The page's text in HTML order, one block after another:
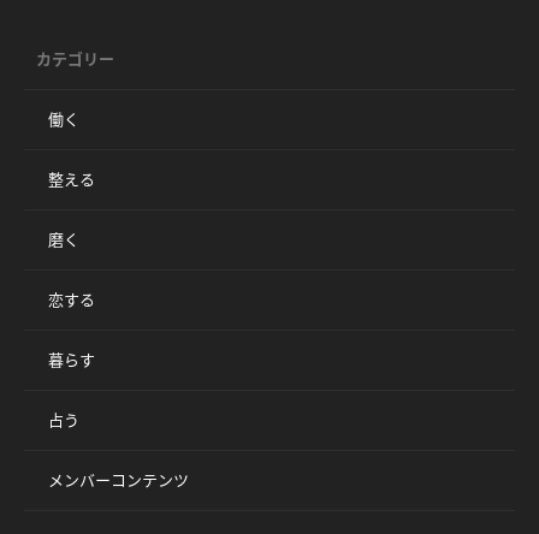
カテゴリー
働く
整える
磨く
恋する
暮らす
占う
メンバーコンテンツ